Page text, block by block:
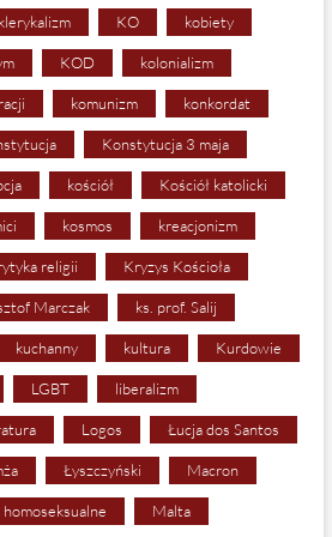
klerykalizm KO kobiety
KOD kolonializm
komunizm konkordat
Konstytucja 3 maja
kościół Kościół katolicki
kosmos kreacjonizm
religii Kryzys Kościoła
Marczak ks. prof. Salij
kuchanny kultura Kurdowie
LGBT liberalizm
Logos Łucja dos Santos
Łyszczyński Macron
homoseksualne Malta